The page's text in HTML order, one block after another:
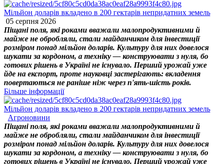
Мільйон доларів вкладено в 200 гектарів непридатних земель
05 серпня 2026
Піщані поля, які роками вважали малопродуктивними й
майже не обробляли, стали майданчиком для інвестиції
розміром понад мільйон доларів. Культуру для них довелося
шукати за кордоном, а техніку — конструювати з нуля, бо
готових рішень в Україні не існувало. Перший урожай уже
йде на експорт, проте науковці застерігають: вкладення
повертаються не раніше ніж через п'ять-шість років.
Більше інформації
Мільйон доларів вкладено в 200 гектарів непридатних земель
Агроновини
Піщані поля, які роками вважали малопродуктивними й
майже не обробляли, стали майданчиком для інвестиції
розміром понад мільйон доларів. Культуру для них довелося
шукати за кордоном, а техніку — конструювати з нуля, бо
готових рішень в Україні не існувало. Перший урожай уже